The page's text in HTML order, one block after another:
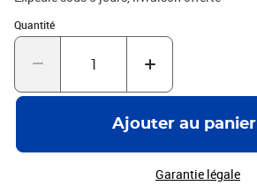
Quantité
Quantité : 1
Ajouter au panier
Garantie légale